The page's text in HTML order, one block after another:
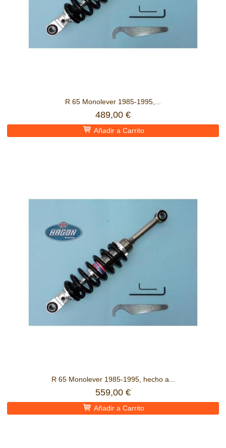
R 65 Monolever 1985-1995,...
489,00 €
Añadir a Carrito
R 65 Monolever 1985-1995, hecho a...
559,00 €
Añadir a Carrito